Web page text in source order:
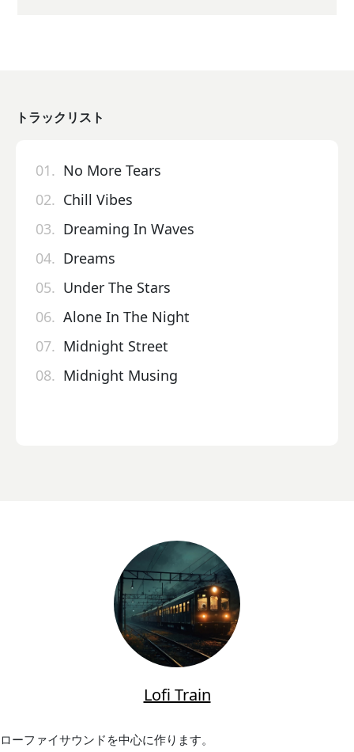
トラックリスト
01. No More Tears
02. Chill Vibes
03. Dreaming In Waves
04. Dreams
05. Under The Stars
06. Alone In The Night
07. Midnight Street
08. Midnight Musing
Lofi Train
ローファイサウンドを中心に作ります。